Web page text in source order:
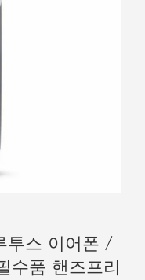
투스 이어폰 /
수품 핸즈프리